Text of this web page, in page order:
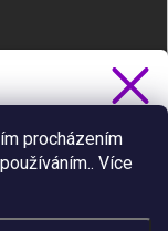
procházením
Více
osobních údajů